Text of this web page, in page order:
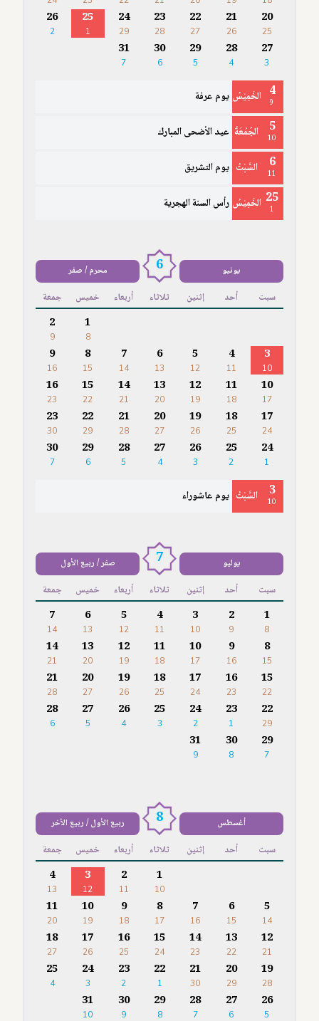
20
25
21
26
22
27
23
28
24
29
25
1
26
2
27
3
28
4
29
5
30
6
31
7
4
9 الخَمِيْسُ يوم عرفة
5
10 الجُمُعَةُ عيد الأضحى المبارك
6
11 السَّبْتُ يوم التشريق
25
1 الخَمِيْسُ رأس السنة الهجرية
يونيو 6 محرم / صفر
سبت أحد إثنين ثلاثاء أربعاء خميس جمعة
1
8
2
9
3
10
4
11
5
12
6
13
7
14
8
15
9
16
10
17
11
18
12
19
13
20
14
21
15
22
16
23
17
24
18
25
19
26
20
27
21
28
22
29
23
30
24
1
25
2
26
3
27
4
28
5
29
6
30
7
3
10 السَّبْتُ يوم عاشوراء
يوليو 7 صفر / ربيع الأول
سبت أحد إثنين ثلاثاء أربعاء خميس جمعة
1
8
2
9
3
10
4
11
5
12
6
13
7
14
8
15
9
16
10
17
11
18
12
19
13
20
14
21
15
22
16
23
17
24
18
25
19
26
20
27
21
28
22
29
23
1
24
2
25
3
26
4
27
5
28
6
29
7
30
8
31
9
أغسطس 8 ربيع الأول / ربيع الآخر
سبت أحد إثنين ثلاثاء أربعاء خميس جمعة
1
10
2
11
3
12
4
13
5
14
6
15
7
16
8
17
9
18
10
19
11
20
12
21
13
22
14
23
15
24
16
25
17
26
18
27
19
28
20
29
21
30
22
1
23
2
24
3
25
4
26
5
27
6
28
7
29
8
30
9
31
10